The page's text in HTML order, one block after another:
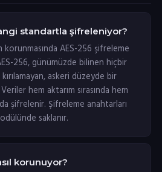
standartla şifreleniyor?
AES-256 şifreleme
256, günümüzde bilinen hiçbir
kırılamayan, askeri düzeyde bir
hem aktarım sırasında hem
şifrelenir. Şifreleme anahtarları
saklanır.
korunuyor?